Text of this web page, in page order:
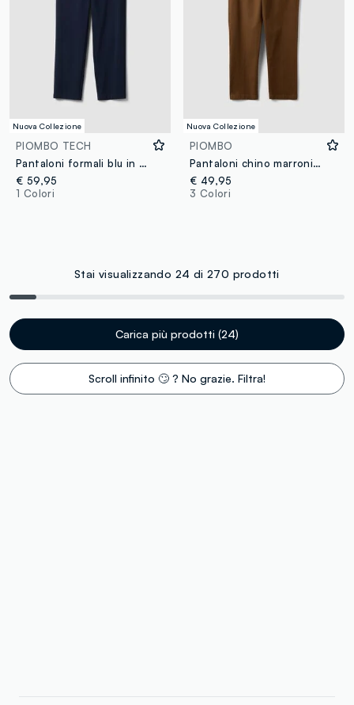
Nuova Collezione
PIOMBO TECH
Pantaloni formali blu in cotone elasticizzato regular fit
€ 59,95
1 Colori
Nuova Collezione
PIOMBO
Pantaloni chino marroni in cotone elasticizzato straight fit
€ 49,95
3 Colori
Stai visualizzando 24 di 270 prodotti
Carica più prodotti (24)
Scroll infinito 🙄 ? No grazie. Filtra!